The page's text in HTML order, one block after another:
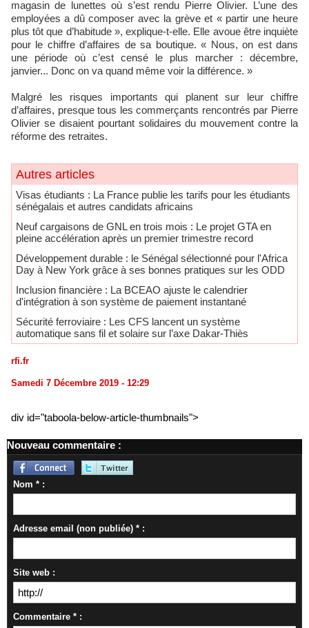
magasin de lunettes où s’est rendu Pierre Olivier. L’une des
employées a dû composer avec la grève et « partir une heure
plus tôt que d’habitude », explique-t-elle. Elle avoue être inquiète
pour le chiffre d’affaires de sa boutique. « Nous, on est dans
une période où c’est censé le plus marcher : décembre,
janvier... Donc on va quand même voir la différence. »
Malgré les risques importants qui planent sur leur chiffre
d’affaires, presque tous les commerçants rencontrés par Pierre
Olivier se disaient pourtant solidaires du mouvement contre la
réforme des retraites.
Autres articles
​Visas étudiants : La France publie les tarifs pour les étudiants
sénégalais et autres candidats africains
Neuf cargaisons de GNL en trois mois : Le projet GTA en
pleine accélération après un premier trimestre record
Développement durable : le Sénégal sélectionné pour l'Africa
Day à New York grâce à ses bonnes pratiques sur les ODD
​Inclusion financière : La BCEAO ajuste le calendrier
d'intégration à son système de paiement instantané
Sécurité ferroviaire : Les CFS lancent un système
automatique sans fil et solaire sur l’axe Dakar-Thiès
rfi.fr
Samedi 7 Décembre 2019 - 12:29
div id="taboola-below-article-thumbnails">
Nouveau commentaire :
Nom * :
Adresse email (non publiée) * :
Site web :
Commentaire * :